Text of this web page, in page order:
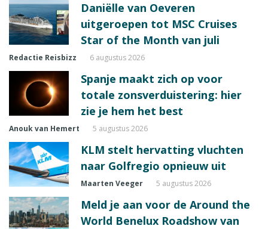
Daniëlle van Oeveren
uitgeroepen tot MSC Cruises
Star of the Month van juli
Redactie Reisbizz 6 augustus 2026
Spanje maakt zich op voor
totale zonsverduistering: hier
zie je hem het best
Anouk van Hemert 5 augustus 2026
KLM stelt hervatting vluchten
naar Golfregio opnieuw uit
Maarten Veeger 5 augustus 2026
Meld je aan voor de Around the
World Benelux Roadshow van